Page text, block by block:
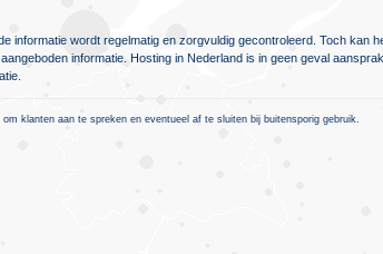
informatie wordt regelmatig en zorgvuldig gecontroleerd. Toch kan
informatie. Hosting in Nederland is in geen geval
klanten aan te spreken en eventueel af te sluiten bij buitensporig gebruik.